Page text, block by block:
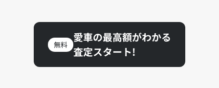
無料
愛車の最高額がわかる
査定スタート!